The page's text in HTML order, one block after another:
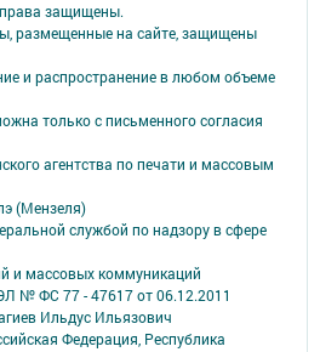
защищены.
размещенные на сайте, защищены
и распространение в любом объеме
только с письменного согласия
агентства по печати и массовым
(Мензеля)
службой по надзору в сфере
и массовых коммуникаций
№ ФС 77 - 47617 от 06.12.2011
Ильдус Ильязович
Федерация, Республика